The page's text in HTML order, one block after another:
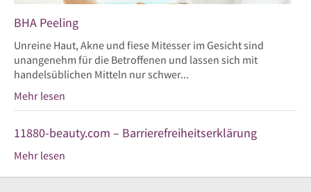
BHA Peeling
Unreine Haut, Akne und fiese Mitesser im Gesicht sind
unangenehm für die Betroffenen und lassen sich mit
handelsüblichen Mitteln nur schwer...
Mehr lesen
11880-beauty.com – Barrierefreiheitserklärung
Mehr lesen